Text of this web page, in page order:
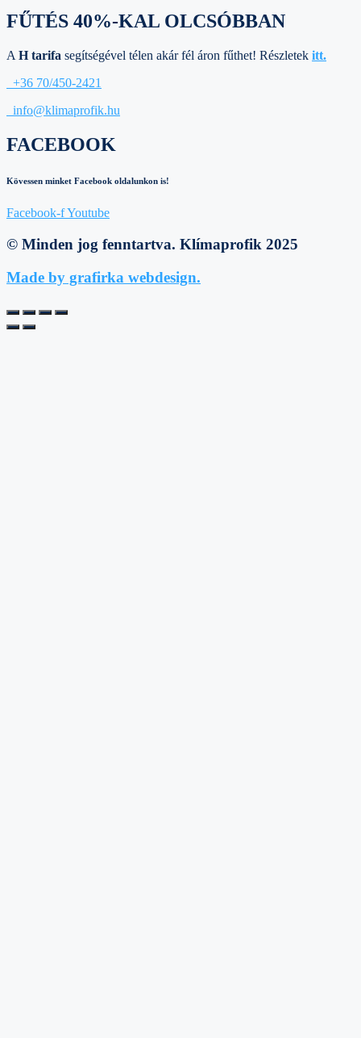
FŰTÉS 40%-KAL OLCSÓBBAN
A H tarifa segítségével télen akár fél áron fűthet! Részletek itt.
+36 70/450-2421
info@klimaprofik.hu
FACEBOOK
Kövessen minket Facebook oldalunkon is!
Facebook-fYoutube
© Minden jog fenntartva. Klímaprofik 2025
Made by grafirka webdesign.